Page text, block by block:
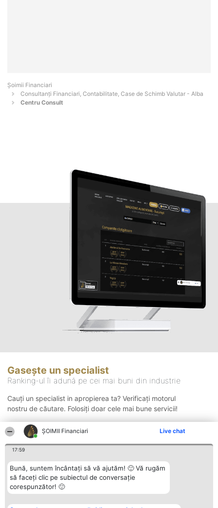
ȘOIMII Financiari Live chat
17:59
Bună, suntem încântați să vă ajutăm! 🙂 Vă rugăm
să faceți clic pe subiectul de conversație
corespunzător! 🙂
Șoimii Financiari
Consultanți Financiari, Contabilitate, Case de Schimb Valutar - Alba
Centru Consult
Gasește un specialist
Ranking-ul îi adună pe cei mai buni din industrie
Cauți un specialist in apropierea ta? Verificați motorul
nostru de căutare. Folosiți doar cele mai bune servicii!